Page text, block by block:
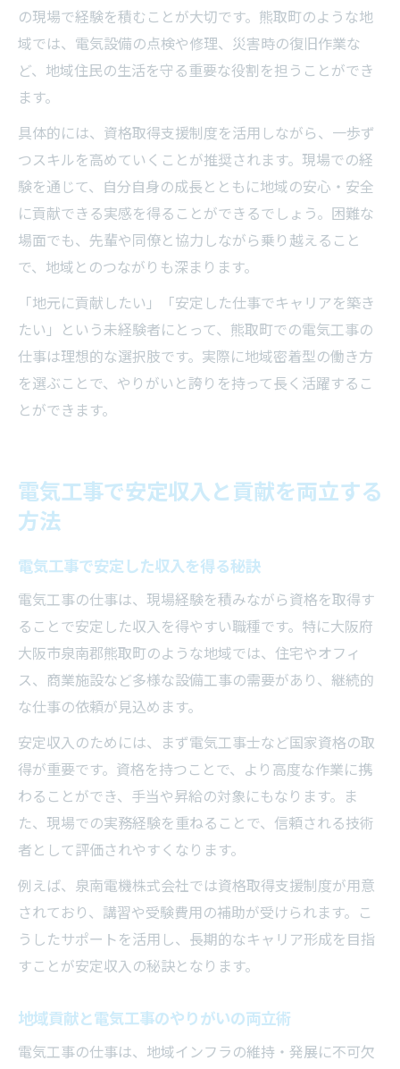
の現場で経験を積むことが大切です。熊取町のような地
域では、電気設備の点検や修理、災害時の復旧作業な
ど、地域住民の生活を守る重要な役割を担うことができ
ます。
具体的には、資格取得支援制度を活用しながら、一歩ず
つスキルを高めていくことが推奨されます。現場での経
験を通じて、自分自身の成長とともに地域の安心・安全
に貢献できる実感を得ることができるでしょう。困難な
場面でも、先輩や同僚と協力しながら乗り越えること
で、地域とのつながりも深まります。
「地元に貢献したい」「安定した仕事でキャリアを築き
たい」という未経験者にとって、熊取町での電気工事の
仕事は理想的な選択肢です。実際に地域密着型の働き方
を選ぶことで、やりがいと誇りを持って長く活躍するこ
とができます。
電気工事で安定収入と貢献を両立する
方法
電気工事で安定した収入を得る秘訣
電気工事の仕事は、現場経験を積みながら資格を取得す
ることで安定した収入を得やすい職種です。特に大阪府
大阪市泉南郡熊取町のような地域では、住宅やオフィ
ス、商業施設など多様な設備工事の需要があり、継続的
な仕事の依頼が見込めます。
安定収入のためには、まず電気工事士など国家資格の取
得が重要です。資格を持つことで、より高度な作業に携
わることができ、手当や昇給の対象にもなります。ま
た、現場での実務経験を重ねることで、信頼される技術
者として評価されやすくなります。
例えば、泉南電機株式会社では資格取得支援制度が用意
されており、講習や受験費用の補助が受けられます。こ
うしたサポートを活用し、長期的なキャリア形成を目指
すことが安定収入の秘訣となります。
地域貢献と電気工事のやりがいの両立術
電気工事の仕事は、地域インフラの維持・発展に不可欠